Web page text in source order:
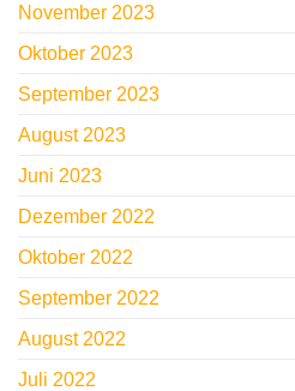
November 2023
Oktober 2023
September 2023
August 2023
Juni 2023
Dezember 2022
Oktober 2022
September 2022
August 2022
Juli 2022